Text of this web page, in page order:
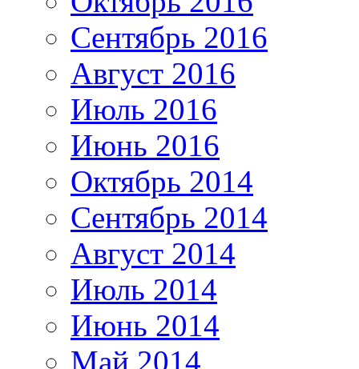
Сентябрь 2016
Август 2016
Июль 2016
Июнь 2016
Октябрь 2014
Сентябрь 2014
Август 2014
Июль 2014
Июнь 2014
Май 2014